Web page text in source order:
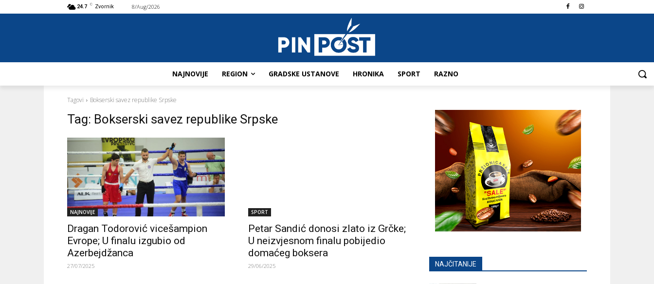
24.7 C Zvornik 8/Aug/2026
NAJNOVIJE REGION GRADSKE USTANOVE HRONIKA SPORT RAZNO
Tagovi Bokserski savez republike Srpske
Tag: Bokserski savez republike Srpske
NAJNOVIJE
Dragan Todorović vicešampion
Evrope; U finalu izgubio od
Azerbejdžanca
27/07/2025
SPORT
Petar Sandić donosi zlato iz Grčke;
U neizvjesnom finalu pobijedio
domaćeg boksera
29/06/2025 NAJČITANIJE